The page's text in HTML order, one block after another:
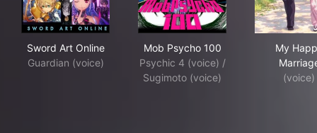
Sword Art Online
Guardian (voice)
Mob Psycho 100
Psychic 4 (voice) /
Sugimoto (voice)
My
(voice)